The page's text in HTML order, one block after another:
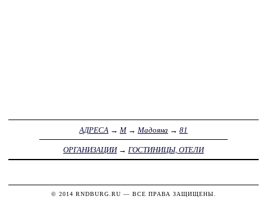
АДРЕСА → М→ Мадояна → 81
ОРГАНИЗАЦИИ→ ГОСТИНИЦЫ, ОТЕЛИ
© 2014 RNDBURG.RU — ВСЕ ПРАВА ЗАЩИЩЕНЫ.